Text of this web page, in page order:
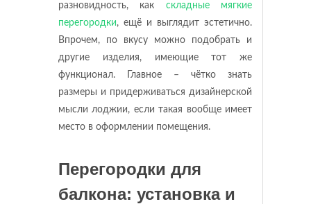
разновидность, как складные мягкие
перегородки, ещё и выглядит эстетично.
Впрочем, по вкусу можно подобрать и
другие изделия, имеющие тот же
функционал. Главное – чётко знать
размеры и придерживаться дизайнерской
мысли лоджии, если такая вообще имеет
место в оформлении помещения.
Перегородки для
балкона: установка и